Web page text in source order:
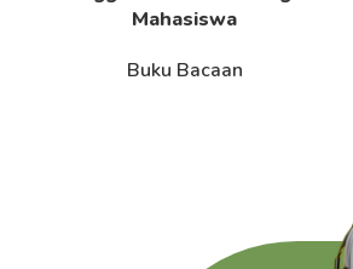
Mahasiswa
Buku Bacaan